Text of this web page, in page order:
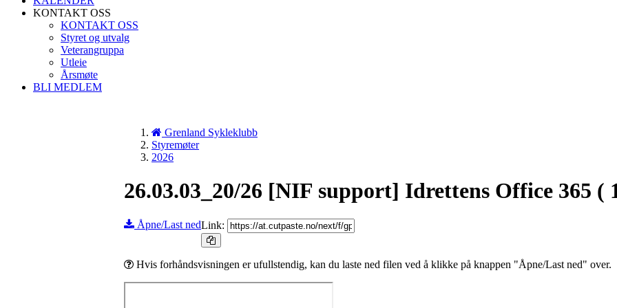
KONTAKT OSS
KONTAKT OSS
Styret og utvalg
Veterangruppa
Utleie
Årsmøte
BLI MEDLEM
Grenland Sykleklubb
Styremøter
2026
26.03.03_20/26 [NIF support] Idrettens Office 365 (
Åpne/Last nedLink:
Hvis forhåndsvisningen er ufullstendig, kan du laste ned filen ved å klikke på knappen "Åpne/Last ned" over.